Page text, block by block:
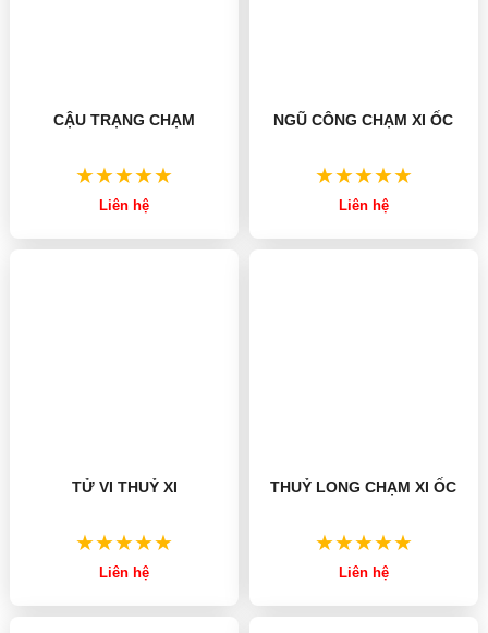
CẬU TRẠNG CHẠM
Liên hệ
NGŨ CÔNG CHẠM XI ỐC
Liên hệ
TỬ VI THUỶ XI
Liên hệ
THUỶ LONG CHẠM XI ỐC
Liên hệ